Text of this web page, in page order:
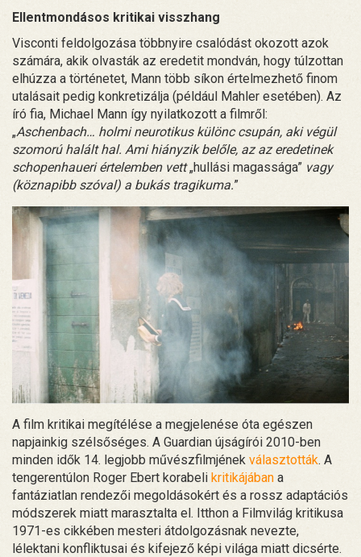
Ellentmondásos kritikai visszhang
Visconti feldolgozása többnyire csalódást okozott azok
számára, akik olvasták az eredetit mondván, hogy túlzottan
elhúzza a történetet, Mann több síkon értelmezhető finom
utalásait pedig konkretizálja (például Mahler esetében). Az
író fia, Michael Mann így nyilatkozott a filmről:
„Aschenbach… holmi neurotikus különc csupán, aki végül
szomorú halált hal. Ami hiányzik belőle, az az eredetinek
schopenhaueri értelemben vett„hullási magassága” vagy
(köznapibb szóval) a bukás tragikuma.”
A film kritikai megítélése a megjelenése óta egészen
napjainkig szélsőséges. A Guardian újságírói 2010-ben
minden idők 14. legjobb művészfilmjének választották. A
tengerentúlon Roger Ebert korabeli kritikájában a
fantáziatlan rendezői megoldásokért és a rossz adaptációs
módszerek miatt marasztalta el. Itthon a Filmvilág kritikusa
1971-es cikkében mesteri átdolgozásnak nevezte,
lélektani konfliktusai és kifejező képi világa miatt dicsérte.